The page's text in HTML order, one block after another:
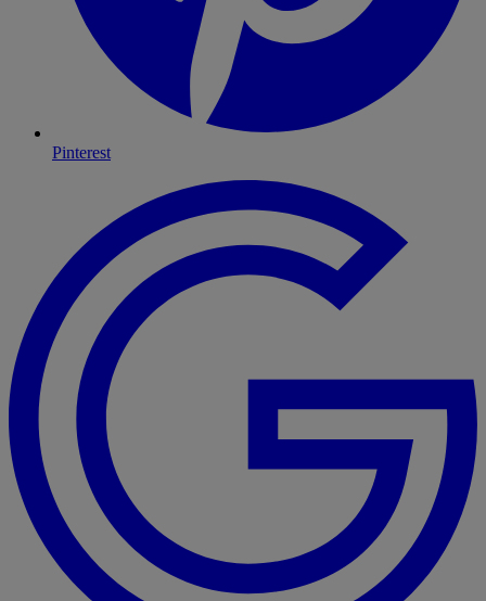
Pinterest